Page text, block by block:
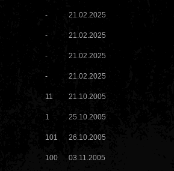
- 21.02.2025
- 21.02.2025
- 21.02.2025
- 21.02.2025
11 21.10.2005
1 25.10.2005
101 26.10.2005
100 03.11.2005